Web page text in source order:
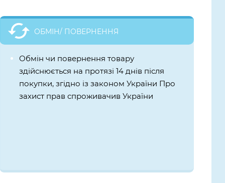
ОБМІН/ ПОВЕРНЕННЯ
Обмін чи повернення товару
здійснюється на протязі 14 днів після
покупки, згідно із законом України Про
захист прав спроживачив України